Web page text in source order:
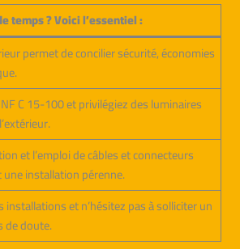
temps ? Voici l’essentiel :
permet de concilier sécurité, économies
C 15-100 et privilégiez des luminaires
et l’emploi de câbles et connecteurs
installation pérenne.
et n’hésitez pas à solliciter un
de doute.